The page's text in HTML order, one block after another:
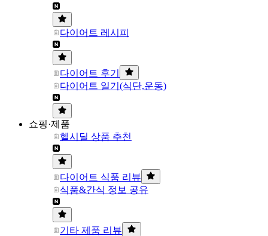
다이어트 레시피
다이어트 후기
다이어트 일기(식단,운동)
쇼핑·제품
헬시딜 상품 추천
다이어트 식품 리뷰
식품&간식 정보 공유
기타 제품 리뷰